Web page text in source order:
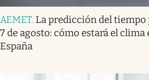
AEMET. La predicción del tiempo
7 de agosto: cómo estará el clima
España